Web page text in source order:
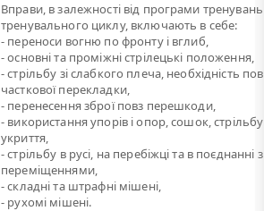
Вправи, в залежності від програми
тренувального циклу, включають в себе:
- переноси вогню по фронту і вглиб,
- основні та проміжні стрілецькі положення,
- стрільбу зі слабкого плеча, необхідність
часткової перекладки,
- перенесення зброї повз перешкоди,
- використання упорів і опор, сошок,
укриття,
- стрільбу в русі, на перебіжці та в поєднанні з
переміщеннями,
- складні та штрафні мішені,
- рухомі мішені.